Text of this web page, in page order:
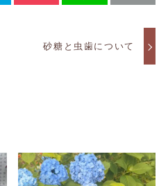
砂糖と虫歯について